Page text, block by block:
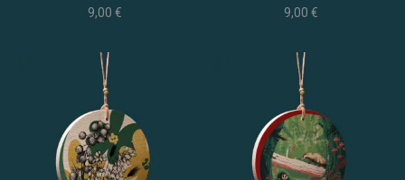
9,00 € 9,00 €